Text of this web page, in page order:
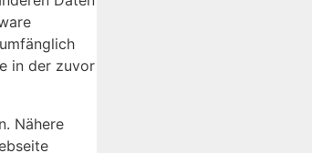
in der zuvor
Nähere